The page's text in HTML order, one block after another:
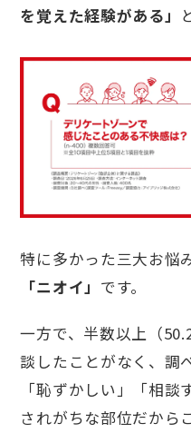
を覚えた経験がある」
特に多かった三大お悩
「ニオイ」 です。
一方で、半数以上（
談したことがなく、調
「恥ずかしい」「相
されがちな部位だから